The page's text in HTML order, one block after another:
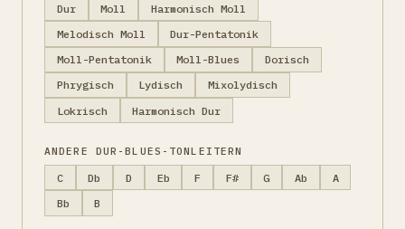
Dur Moll
Harmonisch Moll
Melodisch Moll
Dur-Pentatonik
Moll-Pentatonik
Moll-Blues
Dorisch
Phrygisch
Lydisch
Mixolydisch
Lokrisch
Harmonisch Dur
ANDERE DUR-BLUES-TONLEITERN
C Db D Eb F F# G Ab
A
Bb
B